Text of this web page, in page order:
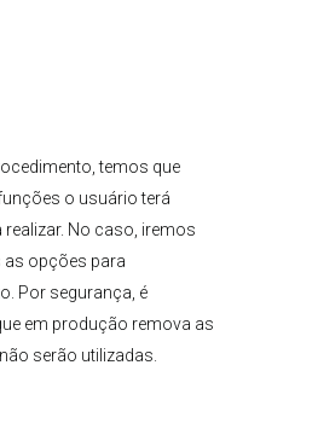
temos que
o usuário terá
No caso, iremos
opções para
Por segurança, é
em produção remova as
serão utilizadas.